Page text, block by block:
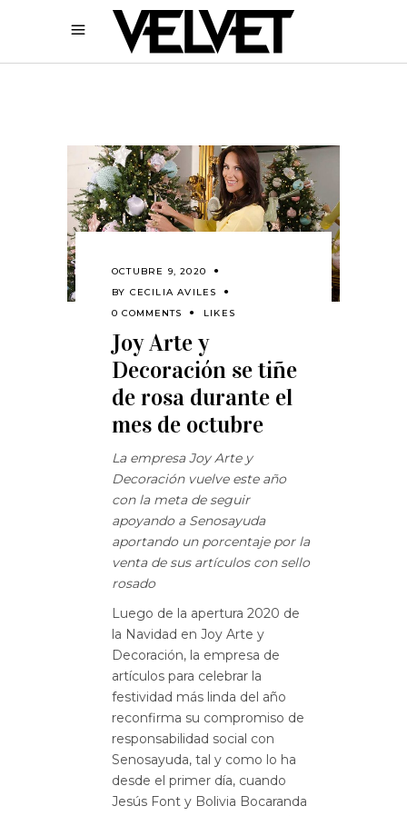
OCTUBRE 9, 2020
BY CECILIA AVILES
0 COMMENTS
LIKES
Joy Arte y
Decoración se tiñe
de rosa durante el
mes de octubre
La empresa Joy Arte y
Decoración vuelve este año
con la meta de seguir
apoyando a Senosayuda
aportando un porcentaje por la
venta de sus artículos con sello
rosado
Luego de la apertura 2020 de
la Navidad en Joy Arte y
Decoración, la empresa de
artículos para celebrar la
festividad más linda del año
reconfirma su compromiso de
responsabilidad social con
Senosayuda, tal y como lo ha
desde el primer día, cuando
Jesús Font y Bolivia Bocaranda